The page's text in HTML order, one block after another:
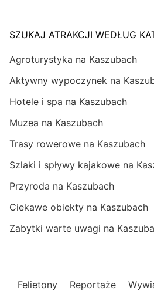
SZUKAJ ATRAKCJI WEDŁUG
Agroturystyka na Kaszubach
Aktywny wypoczynek na
Hotele i spa na Kaszubach
Muzea na Kaszubach
Trasy rowerowe na Kaszubach
Szlaki i spływy kajakowe na
Przyroda na Kaszubach
Ciekawe obiekty na Kaszubach
Zabytki warte uwagi na
Felietony Reportaże